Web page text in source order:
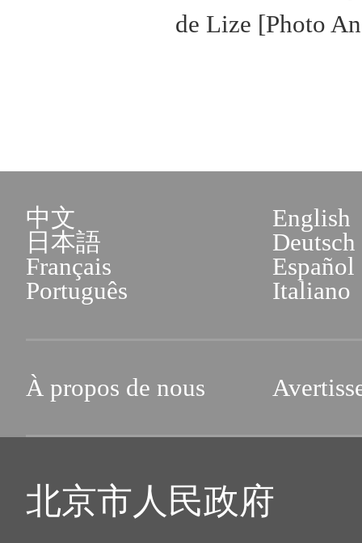
de Lize [Photo
中文
English
日本語
Deutsch
Français
Español
Português
Italiano
À propos de nous
北京市人民政府